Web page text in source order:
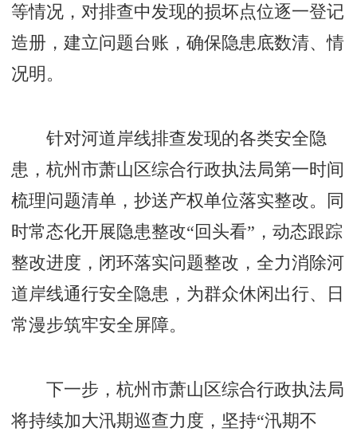
等情况，对排查中发现的损坏点位逐一登记
造册，建立问题台账，确保隐患底数清、情
况明。
针对河道岸线排查发现的各类安全隐
患，杭州市萧山区综合行政执法局第一时间
梳理问题清单，抄送产权单位落实整改。同
时常态化开展隐患整改“回头看”，动态跟踪
整改进度，闭环落实问题整改，全力消除河
道岸线通行安全隐患，为群众休闲出行、日
常漫步筑牢安全屏障。
下一步，杭州市萧山区综合行政执法局
将持续加大汛期巡查力度，坚持“汛期不